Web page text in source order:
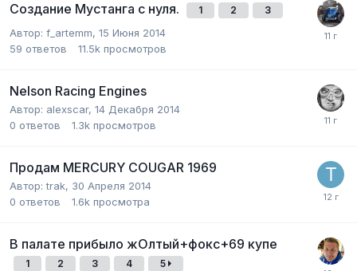
Создание Мустанга с нуля. 1 2 3
Автор: f_artemm, 15 Июня 2014
59 ответов 11.5k просмотров
Nelson Racing Engines
Автор: alexscar, 14 Декабря 2014
0 ответов 1.3k просмотров
Продам MERCURY COUGAR 1969
Автор:trak, 30 Апреля 2014
0 ответов 1.6k просмотра
В палате прибыло жОлтый+фокс+69 купе
1 2 3 4 5